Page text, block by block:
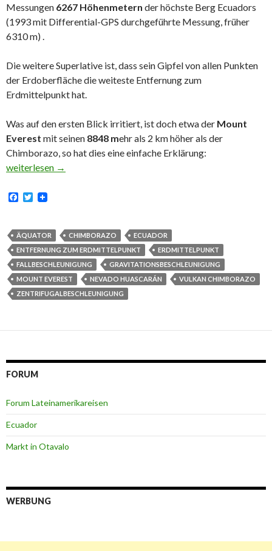
Messungen 6267 Höhenmetern der höchste Berg Ecuadors
(1993 mit Differential-GPS durchgeführte Messung, früher
6310 m) .
Die weitere Superlative ist, dass sein Gipfel von allen Punkten
der Erdoberfläche die weiteste Entfernung zum
Erdmittelpunkt hat.
Was auf den ersten Blick irritiert, ist doch etwa der Mount
Everest mit seinen 8848 mehr als 2 km höher als der
Chimborazo, so hat dies eine einfache Erklärung:
Der Gipfel des Chimborazo – die weiteste Entfernung zum
weiterlesen →
F
b
o
o
k
T
t
e
r
ÄQUATOR CHIMBORAZO
ECUADOR
ENTFERNUNG ZUM ERDMITTELPUNKT
ERDMITTELPUNKT
FALLBESCHLEUNIGUNG
GRAVITATIONSBESCHLEUNIGUNG
MOUNT EVEREST
NEVADO HUASCARÁN
VULKAN CHIMBORAZO
ZENTRIFUGALBESCHLEUNIGUNG
FORUM
Forum Lateinamerikareisen
Ecuador
Markt in Otavalo
WERBUNG